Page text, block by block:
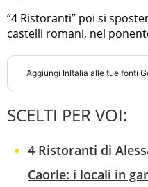
“4 Ristoranti” poi si
castelli romani, nel
Aggiungi InItalia alle tue fonti
SCELTI PER VOI:
4 Ristoranti di
Caorle: i locali in